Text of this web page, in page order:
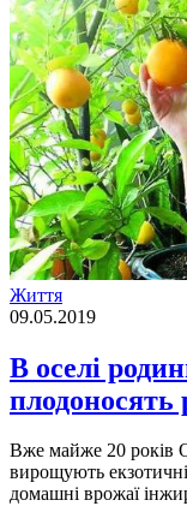
Життя
09.05.2019
В оселі
плодоносять
Вже майже 20 років
вирощують
домашні врожаї